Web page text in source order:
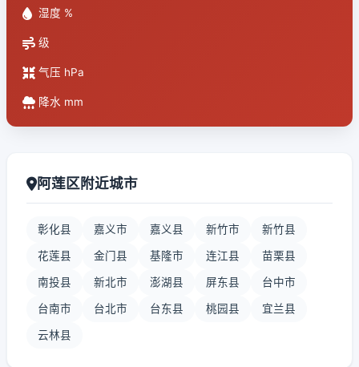
湿度 %
级
气压 hPa
降水 mm
阿莲区附近城市
彰化县 嘉义市 嘉义县 新竹市 新竹县
花莲县 金门县 基隆市 连江县 苗栗县
南投县 新北市 澎湖县 屏东县 台中市
台南市 台北市 台东县 桃园县 宜兰县
云林县